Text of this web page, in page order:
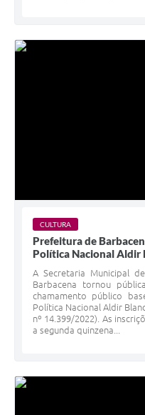
CULTURA
Prefeitura de
Política Nacional Aldir
A Secretaria Municipal
Barbacena tornou
chamamento público
Política Nacional Aldir
nº 14.399/2022). As
a segunda quinzena...